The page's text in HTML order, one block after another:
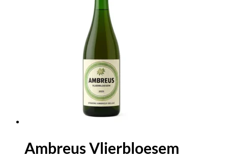
Ambreus Vlierbloesem